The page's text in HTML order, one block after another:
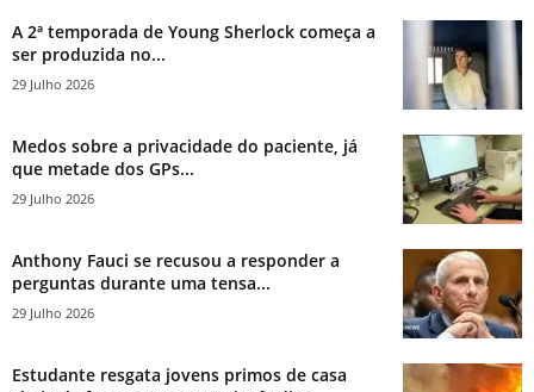
A 2ª temporada de Young Sherlock começa a
ser produzida no...
29 Julho 2026
Medos sobre a privacidade do paciente, já
que metade dos GPs...
29 Julho 2026
Anthony Fauci se recusou a responder a
perguntas durante uma tensa...
29 Julho 2026
Estudante resgata jovens primos de casa